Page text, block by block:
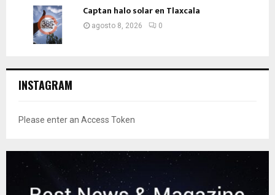
Captan halo solar en Tlaxcala
agosto 8, 2026 0
INSTAGRAM
Please enter an Access Token